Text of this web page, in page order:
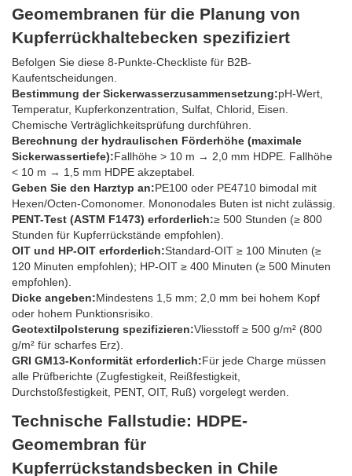
Geomembranen für die Planung von
Kupferrückhaltebecken spezifiziert
Befolgen Sie diese 8-Punkte-Checkliste für B2B-
Kaufentscheidungen.
Bestimmung der Sickerwasserzusammensetzung:pH-Wert,
Temperatur, Kupferkonzentration, Sulfat, Chlorid, Eisen.
Chemische Verträglichkeitsprüfung durchführen.
Berechnung der hydraulischen Förderhöhe (maximale
Sickerwassertiefe):Fallhöhe > 10 m → 2,0 mm HDPE. Fallhöhe
< 10 m → 1,5 mm HDPE akzeptabel.
Geben Sie den Harztyp an:PE100 oder PE4710 bimodal mit
Hexen/Octen-Comonomer. Mononodales Buten ist nicht zulässig.
PENT-Test (ASTM F1473) erforderlich:≥ 500 Stunden (≥ 800
Stunden für Kupferrückstände empfohlen).
OIT und HP-OIT erforderlich:Standard-OIT ≥ 100 Minuten (≥
120 Minuten empfohlen); HP-OIT ≥ 400 Minuten (≥ 500 Minuten
empfohlen).
Dicke angeben:Mindestens 1,5 mm; 2,0 mm bei hohem Kopf
oder hohem Punktionsrisiko.
Geotextilpolsterung spezifizieren:Vliesstoff ≥ 500 g/m² (800
g/m² für scharfes Erz).
GRI GM13-Konformität erforderlich:Für jede Charge müssen
alle Prüfberichte (Zugfestigkeit, Reißfestigkeit,
Durchstoßfestigkeit, PENT, OIT, Ruß) vorgelegt werden.
Technische Fallstudie: HDPE-
Geomembran für
Kupferrückstandsbecken in Chile